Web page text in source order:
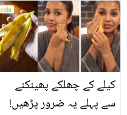
بتائے راز
کیلے کے چھلکے پھینکنے
سے پہلے یہ ضرور پڑھیں!